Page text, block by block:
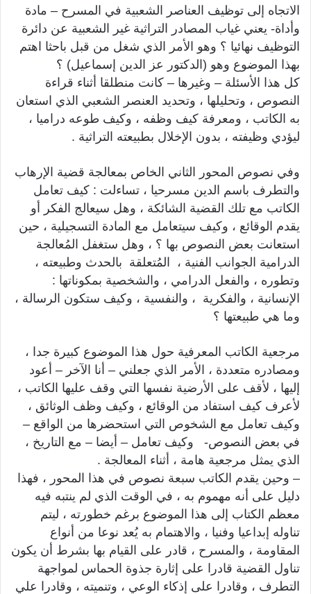
الاتجاه إلى توظيف العناصر الشعبية في المسرح – مادة
وأداة- يعني غياب المصادر التراثية غير الشعبية عن دائرة
التوظيف نهائيا ؟ وهو الأمر الذي شغل من قبل باحثا اهتم
بهذا الموضوع وهو (الدكتور عز الدين إسماعيل) ؟
كل هذا الأسئلة – وغيرها – كانت منطلقا أثناء قراءة
النصوص ، وتحليلها ، وتحديد العنصر الشعبي الذي استعان
به الكاتب ، ومعرفة كيف وظفه ، وكيف طوعه دراميا ،
ليؤدي وظيفته ، بدون الإخلال بطبيعته التراثية .
وفي نصوص المحور الثاني الخاص بمعالجة قضية الإرهاب
والتطرف باسم الدين مسرحيا ، تساءلت : كيف تعامل
الكاتب مع تلك القضية الشائكة ، وهل سيعالج الفكر أو
يقدم الوقائع ، وكيف سيتعامل مع المادة التسجيلية ، حين
استعانت بعض النصوص بها ؟ ، وهل ستغفل المُعالجة
الدرامية الجوانب الفنية ، المُتعلقة بالحدث وطبيعته ،
وتطوره ، والفعل الدرامي ، والشخصية بمكوناتها :
الإنسانية ، والفكرية ، والنفسية ، وكيف ستكون الرسالة ،
وما هي طبيعتها ؟
مرجعية الكاتب المعرفية حول هذا الموضوع كبيرة جدا ،
ومصادره متعددة ، الأمر الذي جعلني – أنا الآخر – أعود
إليها ، لأقف على الأرضية نفسها التي وقف عليها الكاتب ،
لأعرف كيف استفاد من الوقائع ، وكيف وظف الوثائق ،
وكيف تعامل مع الشخوص التي استحضرها من الواقع –
في بعض النصوص- وكيف تعامل – أيضا – مع التاريخ ،
الذي يمثل مرجعية هامة ، أثناء المعالجة .
– وحين يقدم الكاتب سبعة نصوص في هذا المحور ، فهذا
دليل على أنه مهموم به ، في الوقت الذي لم ينتبه فيه
معظم الكتاب إلى هذا الموضوع برغم خطورته ، ليتم
تناوله إبداعيا وفنيا ، والاهتمام به يُعد نوعا من أنواع
المقاومة ، والمسرح ، قادر على القيام بها بشرط أن يكون
تناول القضية قادرا على إثارة جذوة الحماس لمواجهة
التطرف ، وقادرا على إذكاء الوعي ، وتنميته ، وقادرا علي